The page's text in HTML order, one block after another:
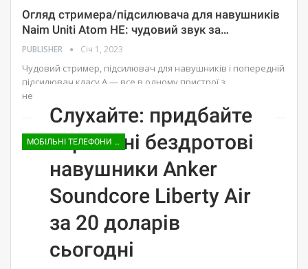
Огляд стримера/підсилювача для навушників
Naim Uniti Atom HE: чудовий звук за…
PUBLISHER Січ 1, 2023
Чудовий стример, підсилювач для навушників і попередній
підсилювач класу А — все в одному пристрої з
неперевершеною…
МОБІЛЬНІ ТЕЛЕФОНИ ТА АКСЕСУАРИ
Слухайте: придбайте
справжні бездротові
навушники Anker
Soundcore Liberty Air
за 20 доларів
сьогодні